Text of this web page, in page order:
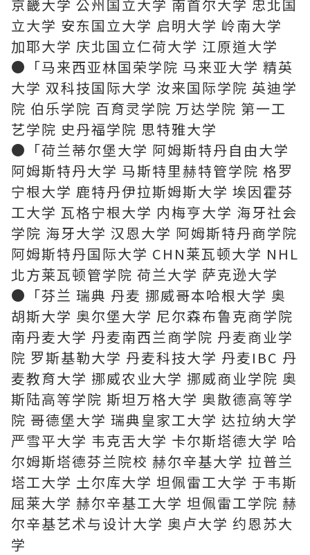
京畿大学 公州国立大学 南首尔大学 忠北国
立大学 安东国立大学 启明大学 岭南大学
加耶大学 庆北国立仁荷大学 江原道大学
●「马来西亚林国荣学院 马来亚大学 精英
大学 双科技国际大学 汝来国际学院 英迪学
院 伯乐学院 百育灵学院 万达学院 第一工
艺学院 史丹福学院 思特雅大学
●「荷兰蒂尔堡大学 阿姆斯特丹自由大学
阿姆斯特丹大学 马斯特里赫特管学院 格罗
宁根大学 鹿特丹伊拉斯姆斯大学 埃因霍芬
工大学 瓦格宁根大学 内梅亨大学 海牙社会
学院 海牙大学 汉恩大学 阿姆斯特丹商学院
阿姆斯特丹国际大学 CHN莱瓦顿大学 NHL
北方莱瓦顿管学院 荷兰大学 萨克逊大学
●「芬兰 瑞典 丹麦 挪威哥本哈根大学 奥
胡斯大学 奥尔堡大学 尼尔森布鲁克商学院
南丹麦大学 丹麦南西兰商学院 丹麦商业学
院 罗斯基勒大学 丹麦科技大学 丹麦IBC 丹
麦教育大学 挪威农业大学 挪威商业学院 奥
斯陆高等学院 斯坦万格大学 奥散德高等学
院 哥德堡大学 瑞典皇家工大学 达拉纳大学
严雪平大学 韦克舌大学 卡尔斯塔德大学 哈
尔姆斯塔德芬兰院校 赫尔辛基大学 拉普兰
塔工大学 土尔库大学 坦佩雷工大学 于韦斯
屈莱大学 赫尔辛基工大学 坦佩雷工学院 赫
尔辛基艺术与设计大学 奥卢大学 约恩苏大
学